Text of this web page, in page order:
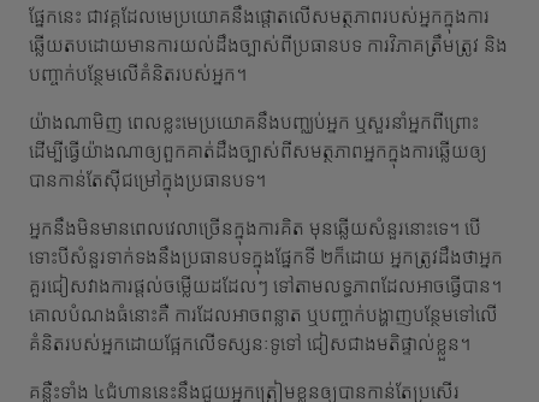
ផ្នែកនេះ ជាវគ្គដែលមេប្រយោគនឹងផ្តោតលើសមត្ថភាពរបស់អ្នកក្នុងការ
ឆ្លើយតបដោយមានការយល់ដឹងច្បាស់ពីប្រធានបទ ការវិភាគត្រឹមត្រូវ និង
បញ្ចាក់បន្ថែមលើគំនិតរបស់អ្នក។
យ៉ាងណាមិញ ពេលខ្លះមេប្រយោគនឹងបញ្ឈប់អ្នក ឬសួរនាំអ្នកពីព្រោះ
ដើម្បីធ្វើយ៉ាងណាឲ្យពួកគាត់ដឹងច្បាស់ពីសមត្ថភាពអ្នកក្នុងការឆ្លើយឲ្យ
បានកាន់តែស៊ីជម្រៅក្នុងប្រធានបទ។
អ្នកនឹងមិនមានពេលវេលាច្រើនក្នុងការគិត មុនឆ្លើយសំនួរនោះទេ។ បើ
ទោះបីសំនួរទាក់ទងនឹងប្រធានបទក្នុងផ្នែកទី ២ក៏ដោយ អ្នកត្រូវដឹងថាអ្នក
គួរជៀសវាងការផ្តល់ចម្លើយដដែលៗ ទៅតាមលទ្ធភាពដែលអាចធ្វើបាន។
គោលបំណងធំនោះគឺ ការដែលអាចពន្លាត ឬបញ្ចាក់បង្ហាញបន្ថែមទៅលើ
គំនិតរបស់អ្នកដោយផ្អែកលើទស្សនៈទូទៅ ជៀសជាងមតិផ្ទាល់ខ្លួន។
គន្លឺះទាំង ៤ជំហាននេះនឹងជួយអ្នកត្រៀមខ្លួនឲ្យបានកាន់តែប្រសើរ